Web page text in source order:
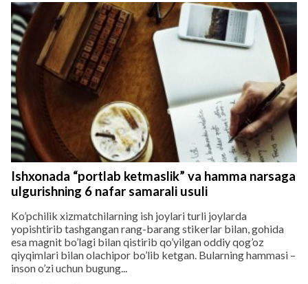
Ishxonada “portlab ketmaslik” va hamma narsaga
ulgurishning 6 nafar samarali usuli
Ko’pchilik xizmatchilarning ish joylari turli joylarda
yopishtirib tashgangan rang-barang stikerlar bilan, gohida
esa magnit bo’lagi bilan qistirib qo’yilgan oddiy qog’oz
qiyqimlari bilan olachipor bo’lib ketgan. Bularning hammasi –
inson o’zi uchun bugung...